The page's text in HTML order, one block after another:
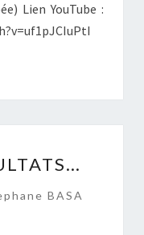
Lien YouTube :
BASA